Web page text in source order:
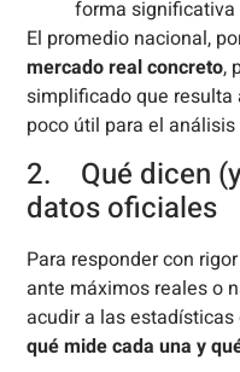
forma
El promedio nacional,
mercado real concreto,
simplificado que resulta
poco útil para el
2. Qué dicen
datos oficiales
Para responder con
ante máximos reales o
acudir a las
qué mide cada una y